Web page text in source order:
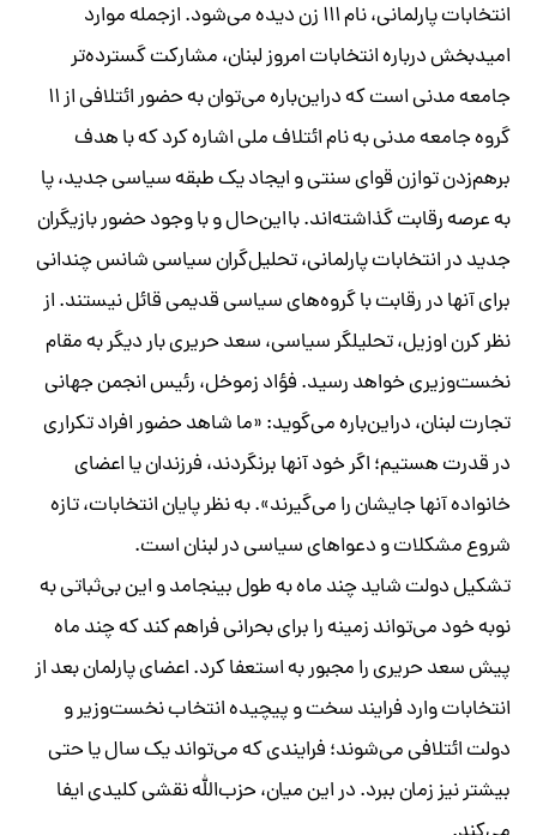
انتخابات پارلمانی، نام ۱۱۱ زن دیده می‌شود. ازجمله موارد
امیدبخش درباره انتخابات امروز لبنان، مشارکت گسترده‌تر
جامعه مدنی است که دراین‌باره می‌توان به حضور ائتلافی از ۱۱
گروه جامعه مدنی به نام ائتلاف ملی اشاره کرد که با هدف
برهم‌زدن توازن قوای سنتی و ایجاد یک طبقه سیاسی جدید، پا
به عرصه رقابت گذاشته‌اند. با‌این‌حال و با وجود حضور بازیگران
جدید در انتخابات پارلمانی، تحلیل‌گران سیاسی شانس چندانی
برای آنها در رقابت با گروه‌های سیاسی قدیمی قائل نیستند. از
نظر کرن اوزیل، تحلیلگر سیاسی، سعد حریری بار دیگر به مقام
نخست‌وزیری خواهد رسید. فؤاد زموخل، رئیس انجمن جهانی
تجارت لبنان، در‌این‌باره می‌گوید: «ما شاهد حضور افراد تکراری
در قدرت هستیم؛ اگر خود آنها برنگردند، فرزندان یا اعضای
خانواده‌ آنها جا‌یشان را می‌گیرند». به نظر پایان انتخابات، تازه
شروع مشکلات و دعواهای سیاسی در لبنان است.
تشکیل دولت شاید چند ماه به طول بینجامد و این بی‌ثباتی به
نوبه خود می‌تواند زمینه را برای بحرانی فراهم کند که چند ماه
پیش سعد حریری را مجبور به استعفا کرد. اعضای پارلمان بعد از
انتخابات وارد فرایند سخت و پیچیده انتخاب نخست‌وزیر و
دولت ائتلافی می‌شوند؛ فرایندی که می‌تواند یک سال یا حتی
بیشتر نیز زمان ببرد. در این میان، حزب‌الله نقشی کلیدی ایفا